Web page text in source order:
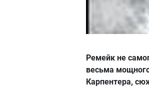
Ремейк не
весьма
Карпентера,